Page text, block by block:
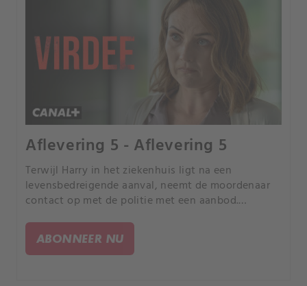
Aflevering 5 - Aflevering 5
Terwijl Harry in het ziekenhuis ligt na een
levensbedreigende aanval, neemt de moordenaar
contact op met de politie met een aanbod.
wraak zoekt.
ABONNEER NU